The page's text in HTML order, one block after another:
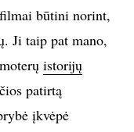
būtini norint,
Ji taip pat mano,
istorijų
patirtą
įkvėpė